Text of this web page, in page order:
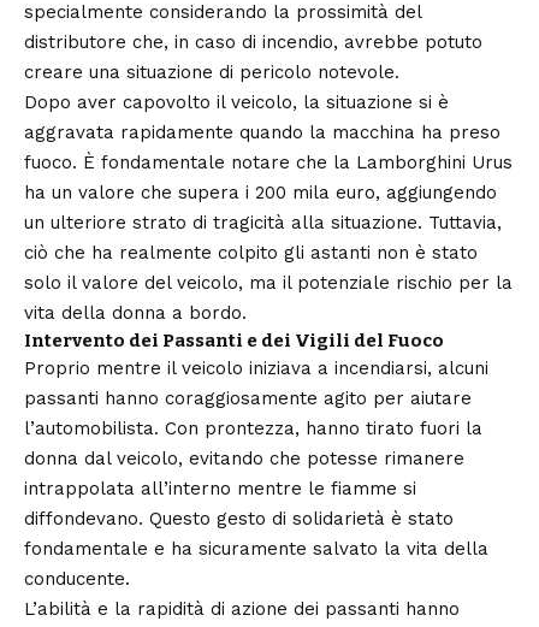
specialmente considerando la prossimità del
distributore che, in caso di incendio, avrebbe potuto
creare una situazione di pericolo notevole.
Dopo aver capovolto il veicolo, la situazione si è
aggravata rapidamente quando la macchina ha preso
fuoco. È fondamentale notare che la Lamborghini Urus
ha un valore che supera i 200 mila euro, aggiungendo
un ulteriore strato di tragicità alla situazione. Tuttavia,
ciò che ha realmente colpito gli astanti non è stato
solo il valore del veicolo, ma il potenziale rischio per la
vita della donna a bordo.
Intervento dei Passanti e dei Vigili del Fuoco
Proprio mentre il veicolo iniziava a incendiarsi, alcuni
passanti hanno coraggiosamente agito per aiutare
l’automobilista. Con prontezza, hanno tirato fuori la
donna dal veicolo, evitando che potesse rimanere
intrappolata all’interno mentre le fiamme si
diffondevano. Questo gesto di solidarietà è stato
fondamentale e ha sicuramente salvato la vita della
conducente.
L’abilità e la rapidità di azione dei passanti hanno